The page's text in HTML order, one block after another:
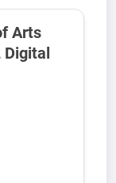
Arts
Digital